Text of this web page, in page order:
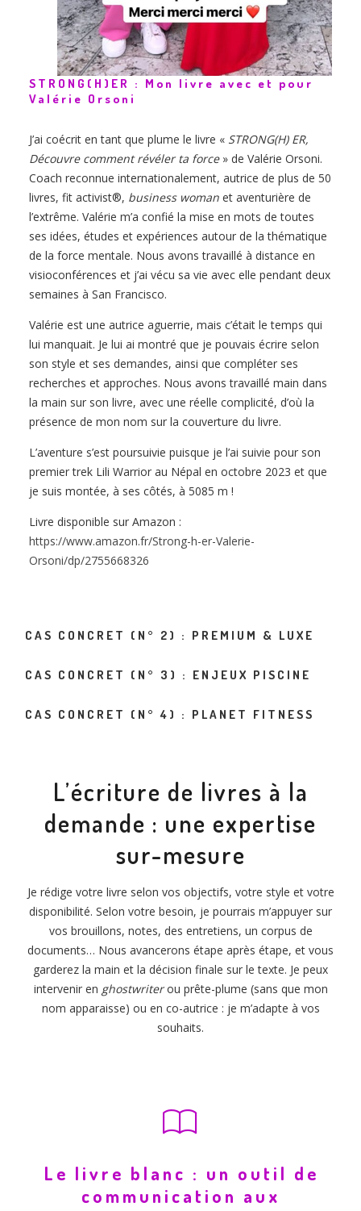
STRONG(H)ER : Mon livre avec et pour
Valérie Orsoni
J’ai coécrit en tant que plume le livre « STRONG(H) ER,
Découvre comment révéler ta force » de Valérie Orsoni.
Coach reconnue internationalement, autrice de plus de 50
livres, fit activist®, business woman et aventurière de
l’extrême. Valérie m’a confié la mise en mots de toutes
ses idées, études et expériences autour de la thématique
de la force mentale. Nous avons travaillé à distance en
visioconférences et j’ai vécu sa vie avec elle pendant deux
semaines à San Francisco.
Valérie est une autrice aguerrie, mais c’était le temps qui
lui manquait. Je lui ai montré que je pouvais écrire selon
son style et ses demandes, ainsi que compléter ses
recherches et approches. Nous avons travaillé main dans
la main sur son livre, avec une réelle complicité, d’où la
présence de mon nom sur la couverture du livre.
L’aventure s’est poursuivie puisque je l’ai suivie pour son
premier trek Lili Warrior au Népal en octobre 2023 et que
je suis montée, à ses côtés, à 5085 m !
Livre disponible sur Amazon :
https://www.amazon.fr/Strong-h-er-Valerie-
Orsoni/dp/2755668326
CAS CONCRET (N° 2) : PREMIUM & LUXE
CAS CONCRET (N° 3) : ENJEUX PISCINE
CAS CONCRET (N° 4) : PLANET FITNESS
L’écriture de livres à la
demande : une expertise
sur-mesure
Je rédige votre livre selon vos objectifs, votre style et votre
disponibilité. Selon votre besoin, je pourrais m’appuyer sur
vos brouillons, notes, des entretiens, un corpus de
documents… Nous avancerons étape après étape, et vous
garderez la main et la décision finale sur le texte. Je peux
intervenir en ghostwriterou prête-plume (sans que mon
nom apparaisse) ou en co-autrice : je m’adapte à vos
souhaits.
Le livre blanc : un outil de
communication aux